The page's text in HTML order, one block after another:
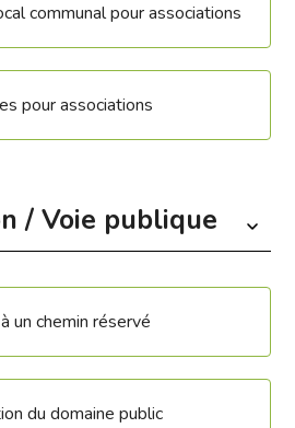
communal pour associations
pour associations
/ Voie publique
un chemin réservé
du domaine public